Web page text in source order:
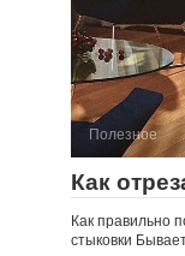
Полезное
Как
Как правильно
стыковки